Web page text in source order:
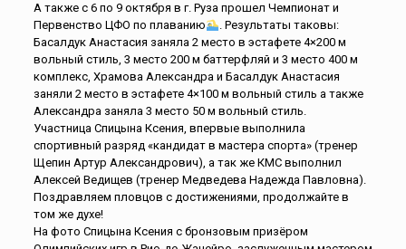
А также с 6 по 9 октября в г. Руза прошел Чемпионат и
Первенство ЦФО по плаванию
. Результаты таковы:
Басалдук Анастасия заняла 2 место в эстафете 4×200 м
вольный стиль, 3 место 200 м баттерфляй и 3 место 400 м
комплекс, Храмова Александра и Басалдук Анастасия
заняли 2 место в эстафете 4×100 м вольный стиль а также
Александра заняла 3 место 50 м вольный стиль.
Участница Спицына Ксения, впервые выполнила
спортивный разряд «кандидат в мастера спорта» (тренер
Щепин Артур Александрович), а так же КМС выполнил
Алексей Ведищев (тренер Медведева Надежда Павловна).
Поздравляем пловцов с достижениями, продолжайте в
том же духе!
На фото Спицына Ксения с бронзовым призёром